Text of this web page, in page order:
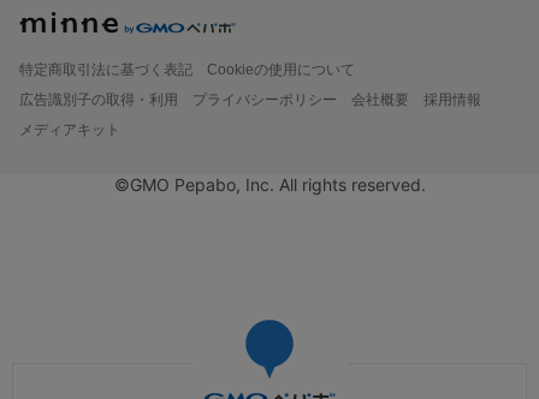
特定商取引法に基づく表記
Cookieの使用について
広告識別子の取得・利用
プライバシーポリシー 会社概要
採用情報
メディアキット
©GMO Pepabo, Inc. All rights reserved.